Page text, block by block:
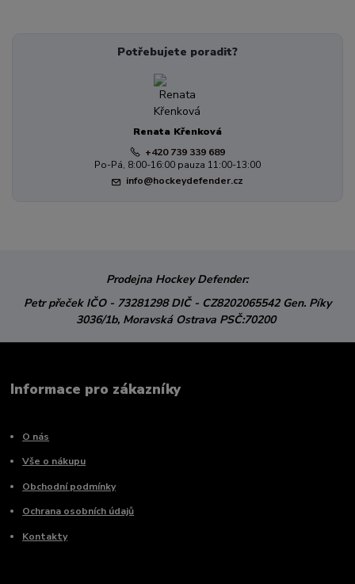
Potřebujete poradit?
Renata Křenková
+420 739 339 689
Po-Pá, 8:00-16:00 pauza 11:00-13:00
info@hockeydefender.cz
Prodejna Hockey Defender:
Petr přeček IČO - 73281298DIČ - CZ8202065542 Gen. Píky
3036/1b, Moravská Ostrava PSČ:70200
Informace pro zákazníky
O nás
Vše o nákupu
Obchodní podmínky
Ochrana osobních údajů
Kontakty